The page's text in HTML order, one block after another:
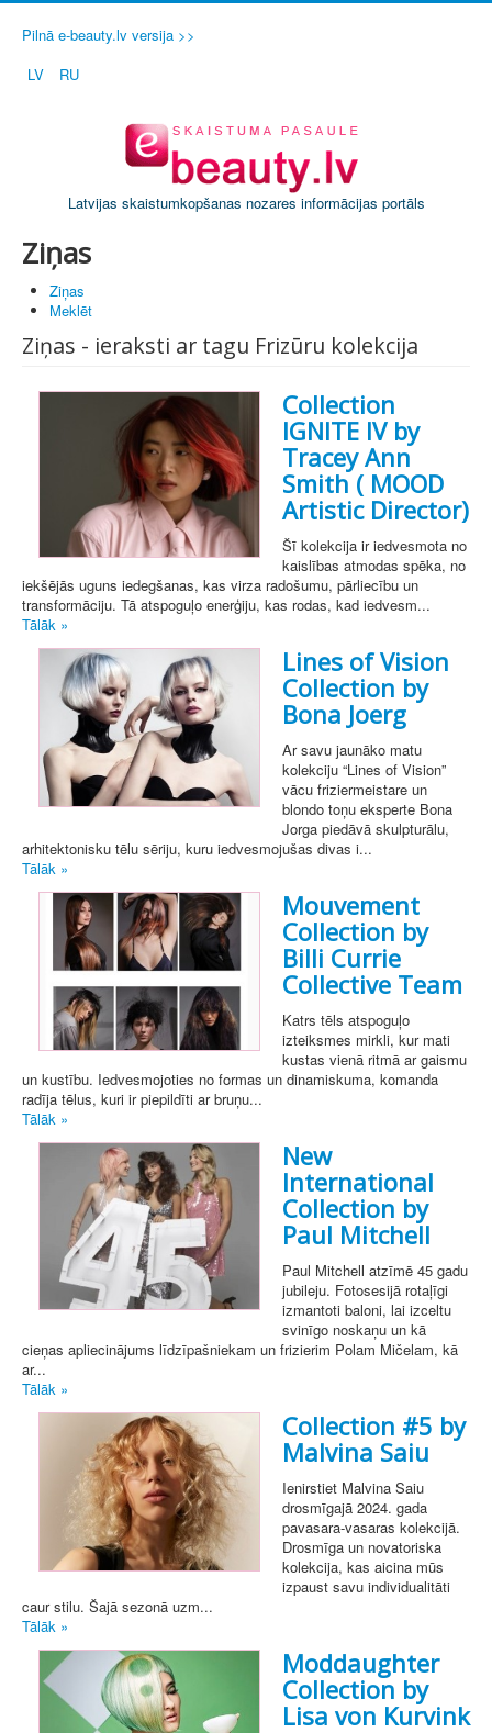
Pilnā e-beauty.lv versija >>
LV
RU
Latvijas skaistumkopšanas nozares informācijas portāls
Ziņas
Ziņas
Meklēt
Ziņas - ieraksti ar tagu Frizūru kolekcija
Collection
IGNITE IV by
Tracey Ann
Smith ( MOOD
Artistic Director)
Šī kolekcija ir iedvesmota no
kaislības atmodas spēka, no
iekšējās uguns iedegšanas, kas virza radošumu, pārliecību un
transformāciju. Tā atspoguļo enerģiju, kas rodas, kad iedvesm...
Tālāk »
Lines of Vision
Collection by
Bona Joerg
Ar savu jaunāko matu
kolekciju “Lines of Vision”
vācu friziermeistare un
blondo toņu eksperte Bona
Jorga piedāvā skulpturālu,
arhitektonisku tēlu sēriju, kuru iedvesmojušas divas i...
Tālāk »
Mouvement
Collection by
Billi Currie
Collective Team
Katrs tēls atspoguļo
izteiksmes mirkli, kur mati
kustas vienā ritmā ar gaismu
un kustību. Iedvesmojoties no formas un dinamiskuma, komanda
radīja tēlus, kuri ir piepildīti ar bruņu...
Tālāk »
New
International
Collection by
Paul Mitchell
Paul Mitchell atzīmē 45 gadu
jubileju. Fotosesijā rotaļīgi
izmantoti baloni, lai izceltu
svinīgo noskaņu un kā
cieņas apliecinājums līdzīpašniekam un frizierim Polam Mičelam, kā
ar...
Tālāk »
Collection #5 by
Malvina Saiu
Ienirstiet Malvina Saiu
drosmīgajā 2024. gada
pavasara-vasaras kolekcijā.
Drosmīga un novatoriska
kolekcija, kas aicina mūs
izpaust savu individualitāti
caur stilu. Šajā sezonā uzm...
Tālāk »
Moddaughter
Collection by
Lisa von Kurvink